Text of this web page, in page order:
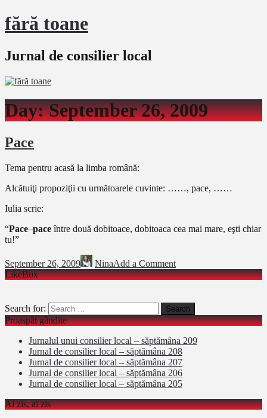
fără toane
Jurnal de consilier local
Day:September 26, 2009
Pace
Tema pentru acasă la limba română:
Alcătuiţi propoziţii cu următoarele cuvinte: ……, pace, ……
Iulia scrie:
“Pace–paceîntre două dobitoace, dobitoaca cea mai mare, eşti chiar
tu!”
September 26, 2009 NinaAdd a Comment
LikeBox
Search for:
Proaspăt gândite
Jurnalul unui consilier local – săptămâna 209
Jurnal de consilier local – săptămâna 208
Jurnal de consilier local – săptămâna 207
Jurnal de consilier local – săptămâna 206
Jurnal de consilier local – săptămâna 205
Ai zis, ai zis